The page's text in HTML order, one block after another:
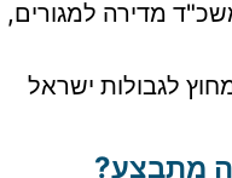
מדירה למגורים,
לגבולות ישראל
מתבצע?